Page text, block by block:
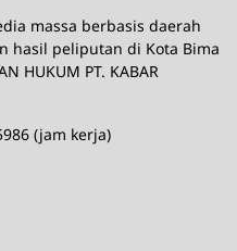
massa berbasis daerah
hasil peliputan di Kota Bima
HUKUM PT. KABAR
(jam kerja)